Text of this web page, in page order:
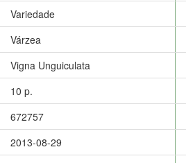
Variedade
Várzea
Vigna Unguiculata
10 p.
672757
2013-08-29